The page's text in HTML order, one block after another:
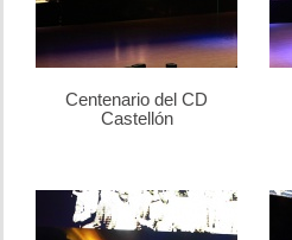
Centenario del CD
Castellón